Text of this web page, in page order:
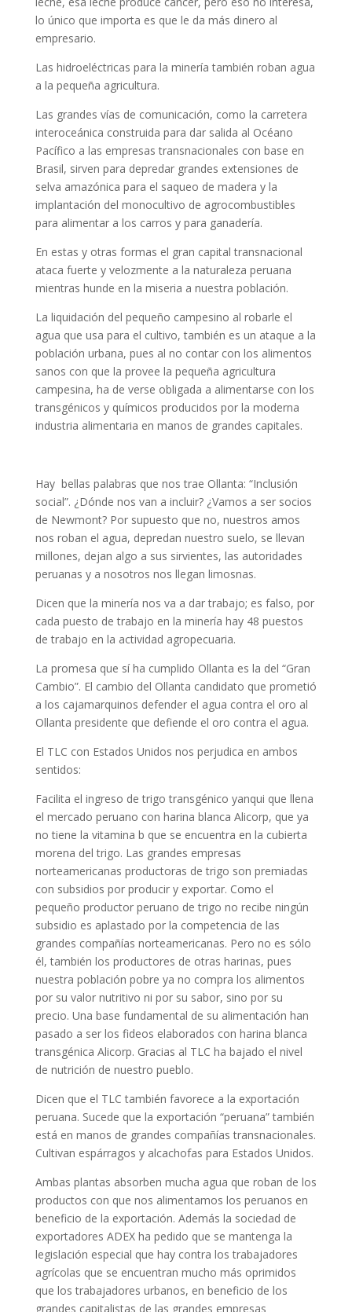
lo único que importa es que le da más dinero al
empresario.
Las hidroeléctricas para la minería también roban agua
a la pequeña agricultura.
Las grandes vías de comunicación, como la carretera
interoceánica construida para dar salida al Océano
Pacífico a las empresas transnacionales con base en
Brasil, sirven para depredar grandes extensiones de
selva amazónica para el saqueo de madera y la
implantación del monocultivo de agrocombustibles
para alimentar a los carros y para ganadería.
En estas y otras formas el gran capital transnacional
ataca fuerte y velozmente a la naturaleza peruana
mientras hunde en la miseria a nuestra población.
La liquidación del pequeño campesino al robarle el
agua que usa para el cultivo, también es un ataque a la
población urbana, pues al no contar con los alimentos
sanos con que la provee la pequeña agricultura
campesina, ha de verse obligada a alimentarse con los
transgénicos y químicos producidos por la moderna
industria alimentaria en manos de grandes capitales.
Hay bellas palabras que nos trae Ollanta: “Inclusión
social”. ¿Dónde nos van a incluir? ¿Vamos a ser socios
de Newmont? Por supuesto que no, nuestros amos
nos roban el agua, depredan nuestro suelo, se llevan
millones, dejan algo a sus sirvientes, las autoridades
peruanas y a nosotros nos llegan limosnas.
Dicen que la minería nos va a dar trabajo; es falso, por
cada puesto de trabajo en la minería hay 48 puestos
de trabajo en la actividad agropecuaria.
La promesa que sí ha cumplido Ollanta es la del “Gran
Cambio”. El cambio del Ollanta candidato que prometió
a los cajamarquinos defender el agua contra el oro al
Ollanta presidente que defiende el oro contra el agua.
El TLC con Estados Unidos nos perjudica en ambos
sentidos:
Facilita el ingreso de trigo transgénico yanqui que llena
el mercado peruano con harina blanca Alicorp, que ya
no tiene la vitamina b que se encuentra en la cubierta
morena del trigo. Las grandes empresas
norteamericanas productoras de trigo son premiadas
con subsidios por producir y exportar. Como el
pequeño productor peruano de trigo no recibe ningún
subsidio es aplastado por la competencia de las
grandes compañías norteamericanas. Pero no es sólo
él, también los productores de otras harinas, pues
nuestra población pobre ya no compra los alimentos
por su valor nutritivo ni por su sabor, sino por su
precio. Una base fundamental de su alimentación han
pasado a ser los fideos elaborados con harina blanca
transgénica Alicorp. Gracias al TLC ha bajado el nivel
de nutrición de nuestro pueblo.
Dicen que el TLC también favorece a la exportación
peruana. Sucede que la exportación “peruana” también
está en manos de grandes compañías transnacionales.
Cultivan espárragos y alcachofas para Estados Unidos.
Ambas plantas absorben mucha agua que roban de los
productos con que nos alimentamos los peruanos en
beneficio de la exportación. Además la sociedad de
exportadores ADEX ha pedido que se mantenga la
legislación especial que hay contra los trabajadores
agrícolas que se encuentran mucho más oprimidos
que los trabajadores urbanos, en beneficio de los
grandes capitalistas de las grandes empresas